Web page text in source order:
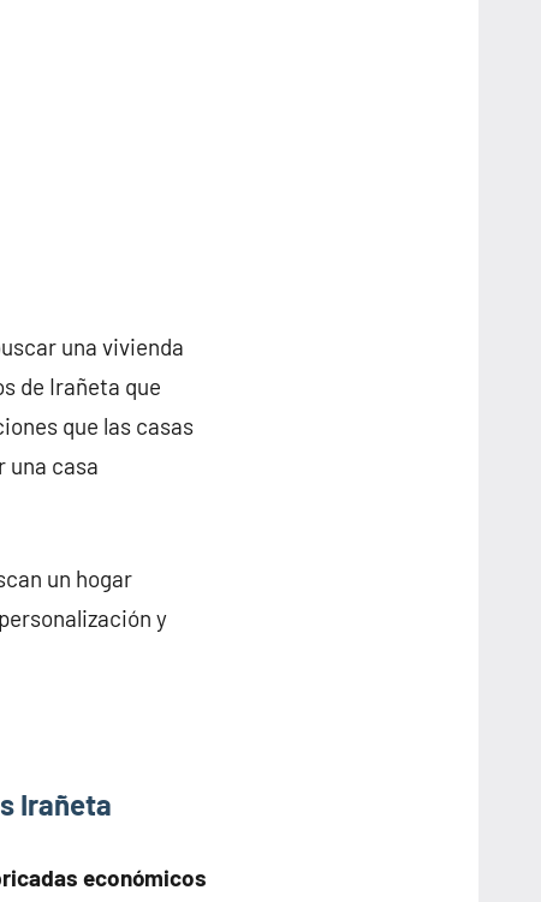
una vivienda
de Irañeta que
que las casas
una casa
un hogar
y
Irañeta
económicos